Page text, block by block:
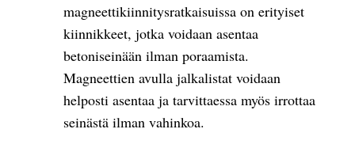
magneettikiinnitysratkaisuissa on erityiset
kiinnikkeet, jotka voidaan asentaa
betoniseinään ilman poraamista.
Magneettien avulla jalkalistat voidaan
helposti asentaa ja tarvittaessa myös irrottaa
seinästä ilman vahinkoa.